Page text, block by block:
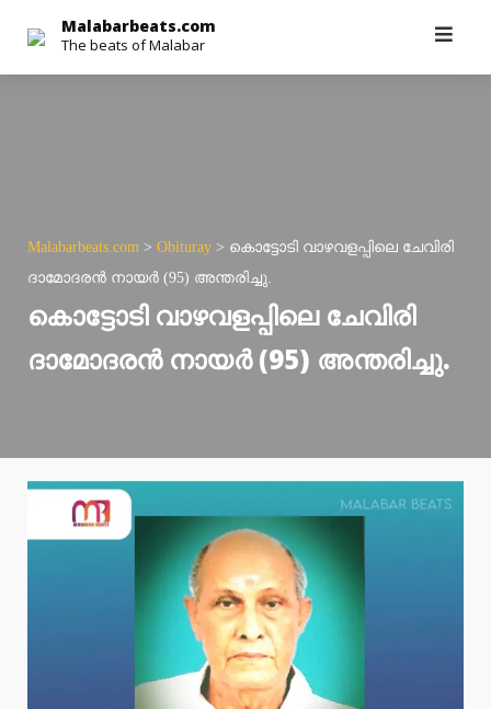
content
Malabarbeats.com
The beats of Malabar
Malabarbeats.com > Obituray > കൊട്ടോടി വാഴവളപ്പിലെ ചേവിരി
ദാമോദരൻ നായർ (95) അന്തരിച്ചു.
കൊട്ടോടി വാഴവളപ്പിലെ ചേവിരി
ദാമോദരൻ നായർ (95) അന്തരിച്ചു.